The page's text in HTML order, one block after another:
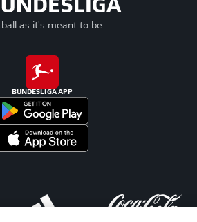
as it's meant to be
BUNDESLIGA APP